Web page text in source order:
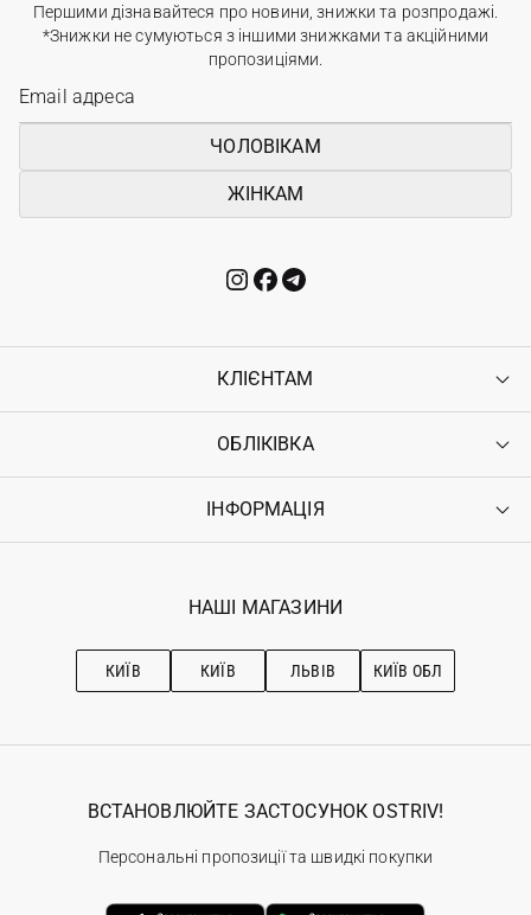
Першими дізнавайтеся про новини, знижки та розпродажі.
*Знижки не сумуються з іншими знижками та акційними
пропозиціями.
ЧОЛОВІКАМ
ЖІНКАМ
КЛІЄНТАМ
Контакти
Повернення
Гарантія
ОБЛІКІВКА
Увійти
Ostriv Club+
ІНФОРМАЦІЯ
Наші магазини
Рекомендації з догляду
НАШІ МАГАЗИНИ
КИЇВ КИЇВ ЛЬВІВ КИЇВ ОБЛ
ВСТАНОВЛЮЙТЕ ЗАСТОСУНОК OSTRIV!
Персональні пропозиції та швидкі покупки